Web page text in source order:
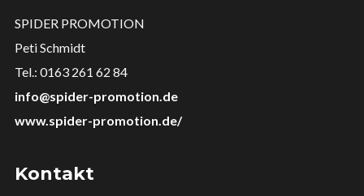
SPIDER PROMOTION
Peti Schmidt
Tel.: 0163 261 62 84
info@spider-promotion.de
www.spider-promotion.de/
Kontakt